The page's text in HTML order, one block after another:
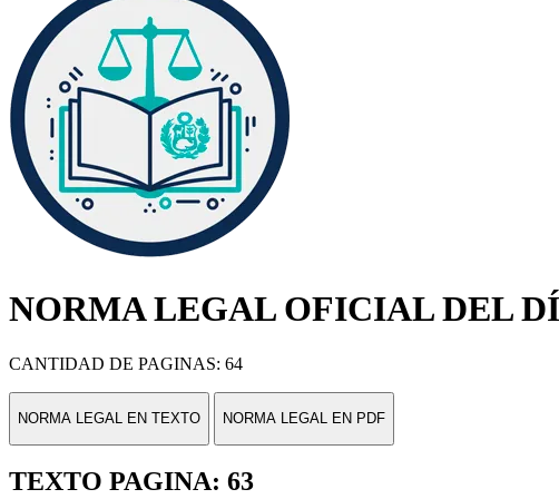
NORMA LEGAL OFICIAL DEL
CANTIDAD DE PAGINAS: 64
NORMA LEGAL EN TEXTO NORMA LEGAL EN PDF
TEXTO PAGINA: 63